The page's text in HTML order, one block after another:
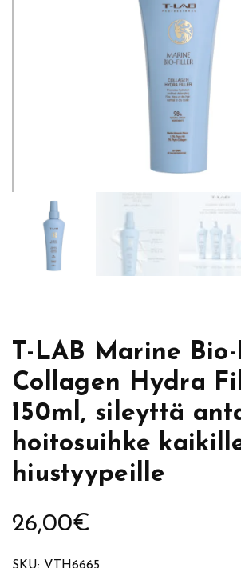
T-LAB Marine
Collagen Hydra
150ml, sileyttä
hoitosuihke
hiustyypeille
26,00€